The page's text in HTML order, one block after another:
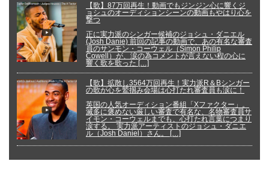
【歌】87万回再生！動画でもジンジン心に響くジ
ョシュのオーディションシーンの動画もやはり心を
撃つ
正に実力派のシンガー候補のジョシュ・ダニエル
(Josh Danie) 前回の記事の動画で、あの有名な審査
員のサンモン・コーウェル（Simon Philip
Cowell）が、涙の為コメントが言えない程の心に
響く歌を歌った […]
【歌】拡散し3564万回再生！実力派R＆Bシンガー
の歌が心を鷲掴み会場は心打たれ審査員も涙に！
英国の人気オーディション番組「Xファクター」。
滅多に褒めない厳しい審査で有名な、名物審査員サ
イモン・コーウェルまでも、心打たれ言葉につまり
涙する。 実力派アーティストのジョシュ・ダニエ
ル（Josh Daniel）さん。 […]